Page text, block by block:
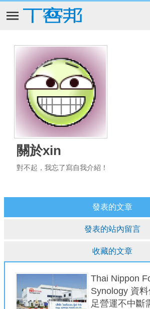
關於xin
對不起，我忘了寫自我介紹！
發表的文章
發表的站內留言
收藏的文章
Thai Nippon
Synology 資
足營運不中斷